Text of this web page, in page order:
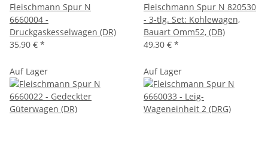
Fleischmann Spur N
6660004 -
Druckgaskesselwagen (DR)
35,90 € *
Fleischmann Spur N 820530
- 3-tlg. Set: Kohlewagen,
Bauart Omm52, (DB)
49,30 € *
Auf Lager Auf Lager